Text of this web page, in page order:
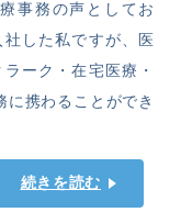
事務の声としてお
した私ですが、医
ーク・在宅医療・
携わることができ
続きを読む